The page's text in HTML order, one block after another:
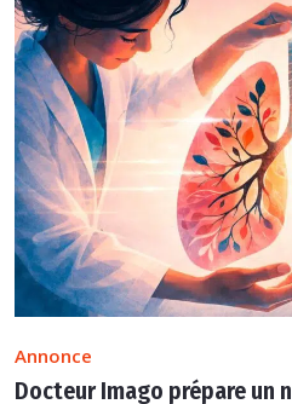
Annonce
Docteur Imago prépare un